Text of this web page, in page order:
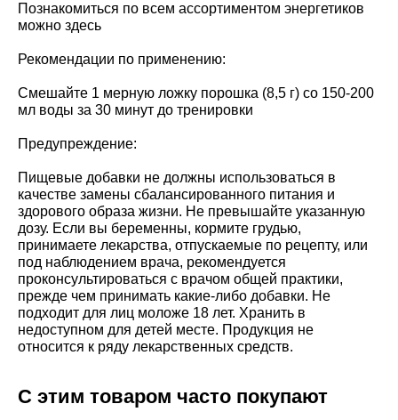
Познакомиться по всем ассортиментом энергетиков
можно здесь
Рекомендации по применению:
Смешайте 1 мерную ложку порошка (8,5 г) со 150-200
мл воды за 30 минут до тренировки
Предупреждение:
Пищевые добавки не должны использоваться в
качестве замены сбалансированного питания и
здорового образа жизни. Не превышайте указанную
дозу. Если вы беременны, кормите грудью,
принимаете лекарства, отпускаемые по рецепту, или
под наблюдением врача, рекомендуется
проконсультироваться с врачом общей практики,
прежде чем принимать какие-либо добавки. Не
подходит для лиц моложе 18 лет. Хранить в
недоступном для детей месте. Продукция не
относится к ряду лекарственных средств.
С этим товаром часто покупают